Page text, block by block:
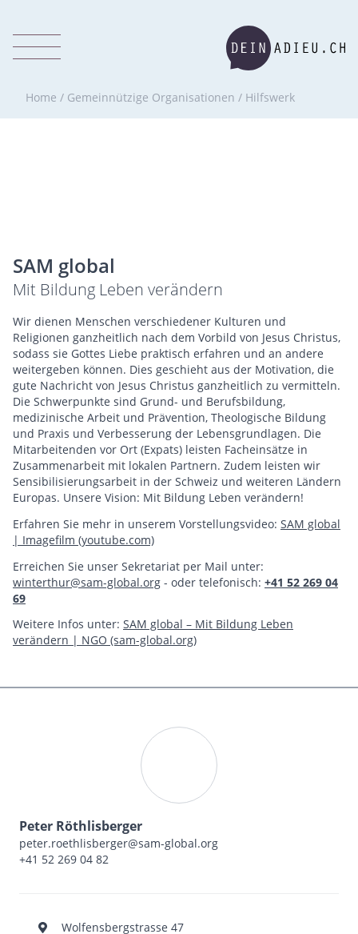
Home / Gemeinnützige Organisationen / Hilfswerk
SAM global
Mit Bildung Leben verändern
Wir dienen Menschen verschiedener Kulturen und
Religionen ganzheitlich nach dem Vorbild von Jesus Christus,
sodass sie Gottes Liebe praktisch erfahren und an andere
weitergeben können. Dies geschieht aus der Motivation, die
gute Nachricht von Jesus Christus ganzheitlich zu vermitteln.
Die Schwerpunkte sind Grund- und Berufsbildung,
medizinische Arbeit und Prävention, Theologische Bildung
und Praxis und Verbesserung der Lebensgrundlagen. Die
Mitarbeitenden vor Ort (Expats) leisten Facheinsätze in
Zusammenarbeit mit lokalen Partnern. Zudem leisten wir
Sensibilisierungsarbeit in der Schweiz und weiteren Ländern
Europas. Unsere Vision: Mit Bildung Leben verändern!
Erfahren Sie mehr in unserem Vorstellungsvideo: SAM global
| Imagefilm (youtube.com)
Erreichen Sie unser Sekretariat per Mail unter:
winterthur@sam-global.org - oder telefonisch: +41 52 269 04
69
Weitere Infos unter: SAM global – Mit Bildung Leben
verändern | NGO (sam-global.org)
Peter Röthlisberger
peter.roethlisberger@sam-global.org
+41 52 269 04 82
Wolfensbergstrasse 47